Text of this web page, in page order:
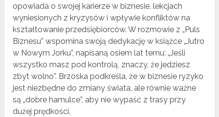
opowiada o swojej karierze w biznesie, lekcjach
wyniesionych z kryzysów i wpływie konfliktów na
kształtowanie przedsiębiorców. W rozmowie z „Puls
Biznesu” wspomina swoją dedykację w książce „Jutro
w Nowym Jorku”, napisaną osiem lat temu: „Jeśli
wszystko masz pod kontrolą, znaczy, że jedziesz
zbyt wolno”. Brzoska podkreśla, że w biznesie ryzyko
jest niezbędne do zmiany świata, ale równie ważne
są „dobre hamulce”, aby nie wypaść z trasy przy
dużej prędkości.